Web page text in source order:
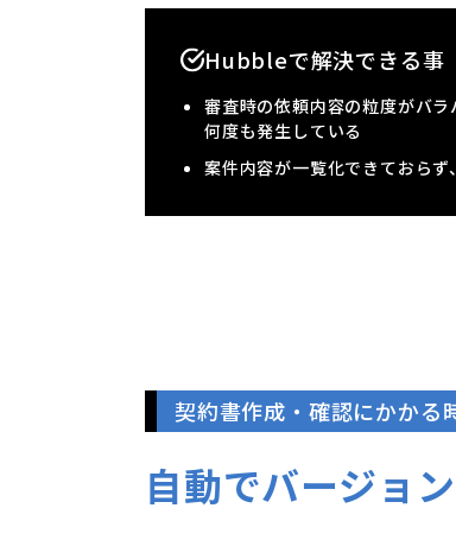
Hubbleで解決できる事
審査時の依頼内容の粒度がバ
何度も発生している
案件内容が一覧化できておら
契約書作成・確認にかかる
自動でバージョ